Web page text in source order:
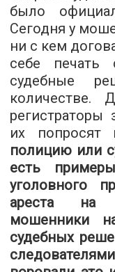
было
Сегодня у
ни с кем
себе печать
судебные
количестве.
регистраторы
их попросят
полицию или
есть
уголовного
ареста на
мошенники
судебных